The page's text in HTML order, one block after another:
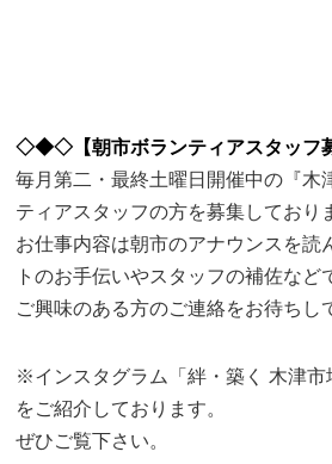
◇◆◇【朝市ボランティアスタッ
毎月第二・最終土曜日開催中の『木
ティアスタッフの方を募集しており
お仕事内容は朝市のアナウンスを読
トのお手伝いやスタッフの補佐な
ご興味のある方のご連絡をお待ちし
※インスタグラム「絆・築く 木津市
をご紹介しております。
ぜひご覧下さい。